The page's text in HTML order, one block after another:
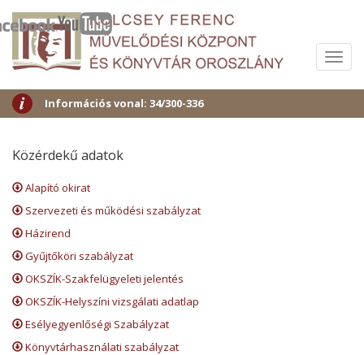
Menü
Információs vonal: 34/300-336
Közérdekű adatok
Alapító okirat
Szervezeti és működési szabályzat
Házirend
Gyűjtőköri szabályzat
OKSZÍK-Szakfelügyeleti jelentés
OKSZÍK-Helyszíni vizsgálati adatlap
Esélyegyenlőségi Szabályzat
Könyvtárhasználati szabályzat